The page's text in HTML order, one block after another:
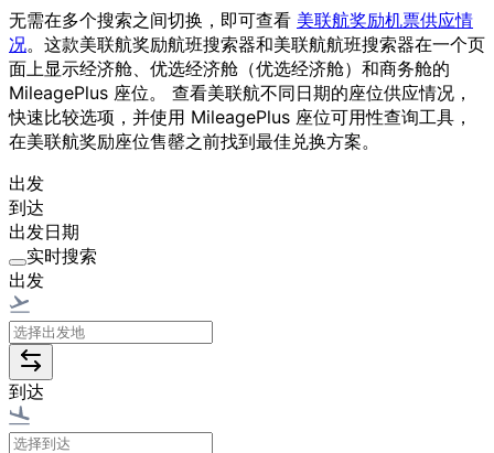
无需在多个搜索之间切换，即可查看 美联航奖励机票供应情
况。这款美联航奖励航班搜索器和美联航航班搜索器在一个页
面上显示经济舱、优选经济舱（优选经济舱）和商务舱的
MileagePlus 座位。 查看美联航不同日期的座位供应情况，
快速比较选项，并使用 MileagePlus 座位可用性查询工具，
在美联航奖励座位售罄之前找到最佳兑换方案。
出发
到达
出发日期
实时搜索
出发
到达